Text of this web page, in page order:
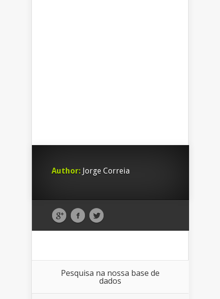
Author: Jorge Correia
Pesquisa na nossa base de
dados